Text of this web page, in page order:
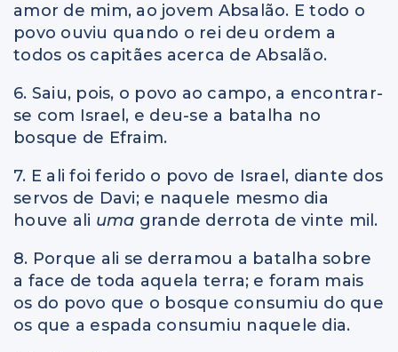
amor de mim, ao jovem Absalão. E todo o
povo ouviu quando o rei deu ordem a
todos os capitães acerca de Absalão.
6. Saiu, pois, o povo ao campo, a encontrar-
se com Israel, e deu-se a batalha no
bosque de Efraim.
7. E ali foi ferido o povo de Israel, diante dos
servos de Davi; e naquele mesmo dia
houve ali uma grande derrota de vinte mil.
8. Porque ali se derramou a batalha sobre
a face de toda aquela terra; e foram mais
os do povo que o bosque consumiu do que
os que a espada consumiu naquele dia.